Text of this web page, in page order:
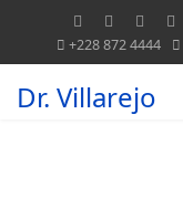
+228 872 4444
Dr. Villarejo